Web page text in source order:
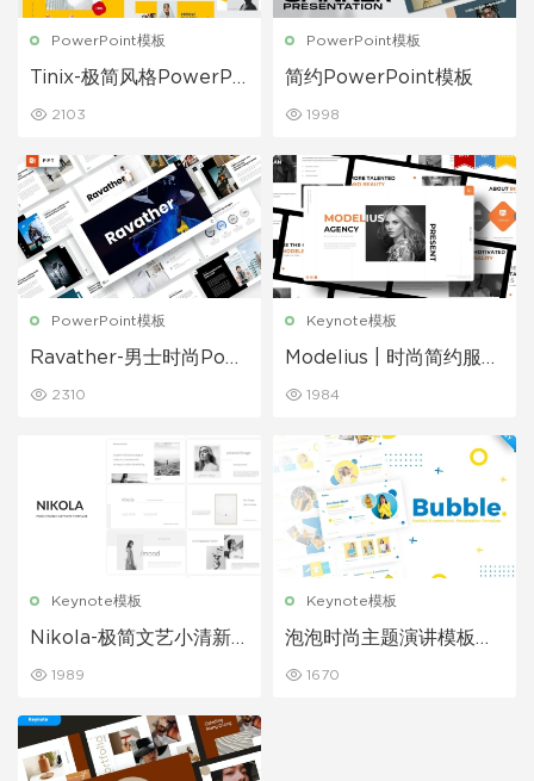
PowerPoint模板
Tinix-极简风格PowerPoi
2103
PowerPoint模板
简约PowerPoint模板
1998
PowerPoint模板
Ravather-男士时尚Pow
2310
Keynote模板
Modelius | 时尚简约服装
1984
Keynote模板
Nikola-极简文艺小清新
业PPT模板
1989
Keynote模板
泡泡时尚主题演讲模板国
模板
1670